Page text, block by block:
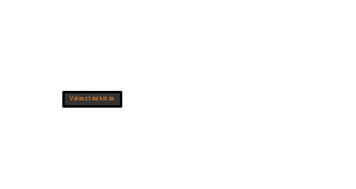
Választási kiírás